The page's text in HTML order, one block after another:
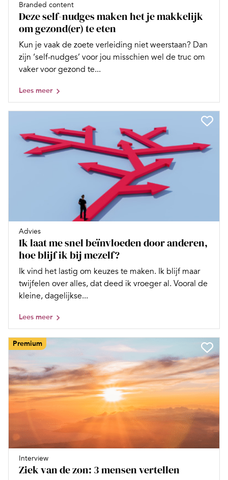
Branded content
Deze self-nudges maken het je makkelijk
om gezond(er) te eten
Kun je vaak de zoete verleiding niet weerstaan? Dan
zijn ‘self-nudges’ voor jou misschien wel de truc om
vaker voor gezond te...
Lees meer
Advies
Ik laat me snel beïnvloeden door anderen,
hoe blijf ik bij mezelf?
Ik vind het lastig om keuzes te maken. Ik blijf maar
twijfelen over alles, dat deed ik vroeger al. Vooral de
kleine, dagelijkse...
Lees meer
Premium
Interview
Ziek van de zon: 3 mensen vertellen